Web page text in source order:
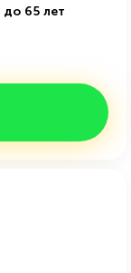
до 65 лет